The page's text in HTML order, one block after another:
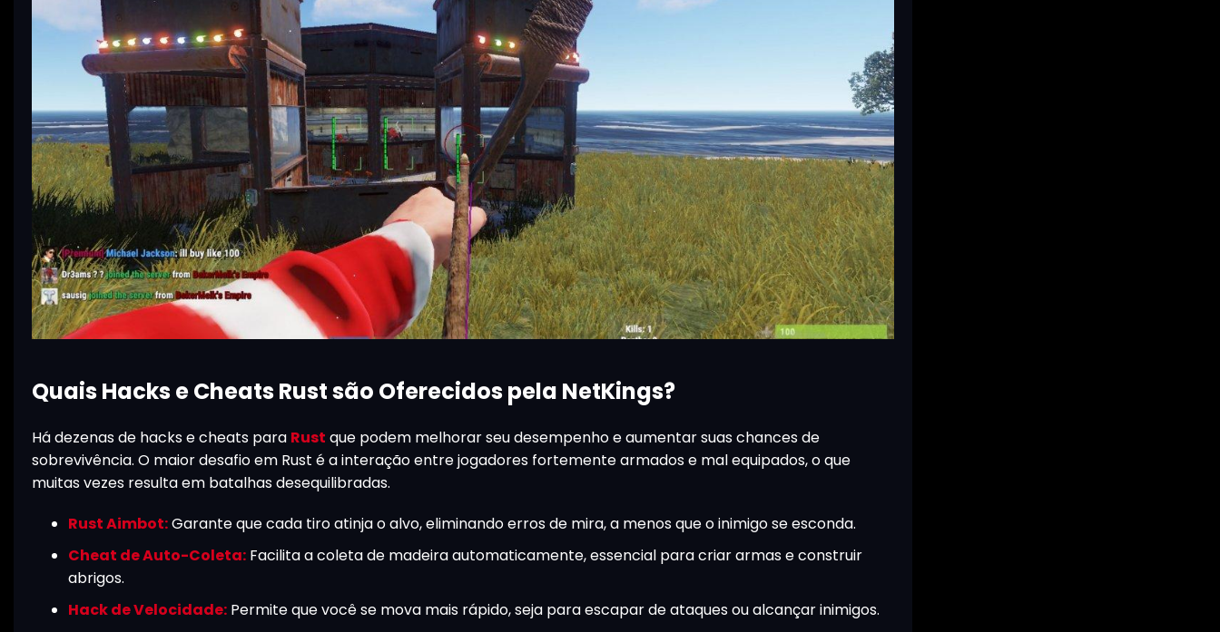
Quais Hacks e Cheats Rust são Oferecidos pela NetKings?
Há dezenas de hacks e cheats para Rust que podem melhorar seu desempenho e aumentar suas chances de
sobrevivência. O maior desafio em Rust é a interação entre jogadores fortemente armados e mal equipados, o que
muitas vezes resulta em batalhas desequilibradas.
Rust Aimbot:Garante que cada tiro atinja o alvo, eliminando erros de mira, a menos que o inimigo se esconda.
Cheat de Auto-Coleta: Facilita a coleta de madeira automaticamente, essencial para criar armas e construir
abrigos.
Hack de Velocidade: Permite que você se mova mais rápido, seja para escapar de ataques ou alcançar inimigos.